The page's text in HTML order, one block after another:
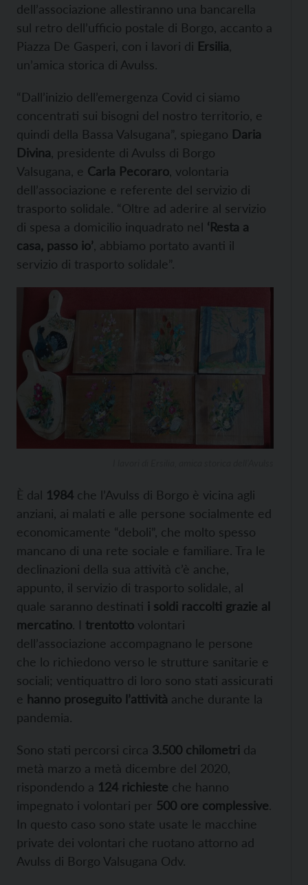
dell’associazione allestiranno una bancarella
sul retro dell’ufficio postale di Borgo, accanto a
Piazza De Gasperi, con i lavori di Ersilia
un’amica storica di Avulss.
“Dall’inizio dell’emergenza Covid ci siamo
concentrati sui bisogni del nostro territorio, e
quindi della Bassa Valsugana”, spiegano Daria
Divina , presidente di Avulss di Borgo
Valsugana, e Carla Pecoraro , volontaria
dell’associazione e referente del servizio di
trasporto solidale. “Oltre ad aderire al servizio
di spesa a domicilio inquadrato nel ‘Resta a
casa, passo io’ , abbiamo portato avanti il
servizio di trasporto solidale”.
È dal 1984 che l’Avulss di Borgo è vicina agli
anziani, ai malati e alle persone socialmente ed
economicamente “deboli”, che molto spesso
mancano di una rete sociale e familiare. Tra le
declinazioni della sua attività c’è anche,
appunto, il servizio di trasporto solidale, al
quale saranno destinati i soldi raccolti grazie al
mercatino. I trentotto volontari
dell’associazione accompagnano le persone
che lo richiedono verso le strutture sanitarie e
sociali; ventiquattro di loro sono stati assicurati
e hanno proseguito l’attività anche durante la
pandemia.
Sono stati percorsi circa 3.500 chilometri da
metà marzo a metà dicembre del 2020,
rispondendo a 124 richieste che hanno
impegnato i volontari per 500 ore complessive.
In questo caso sono state usate le macchine
private dei volontari che ruotano attorno ad
Avulss di Borgo Valsugana Odv.